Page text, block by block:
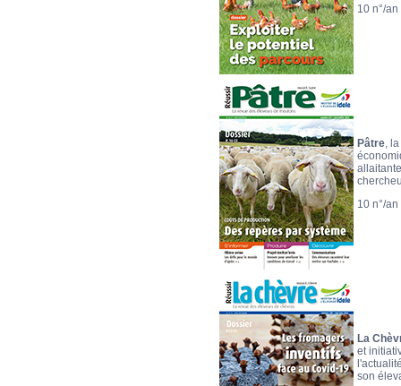
10 n°/an
Pâtre,
10 n°/an
La
et
son